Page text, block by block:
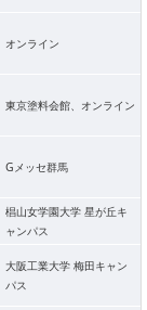
オンライン
東京塗料会館、オンライン
Gメッセ群馬
椙山女学園大学 星が丘キ
ャンパス
大阪工業大学 梅田キャン
パス